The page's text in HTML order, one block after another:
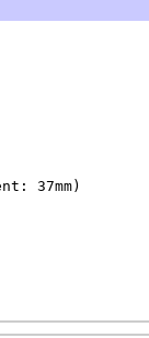
37mm)